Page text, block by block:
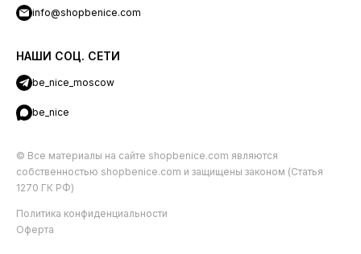
info@shopbenice.com
НАШИ СОЦ. СЕТИ
be_nice_moscow
be_nice
© Все материалы на сайте shopbenice.com являются
собственностью shopbenice.com и защищены законом (Статья
1270 ГК РФ)
Политика конфиденциальности
Оферта